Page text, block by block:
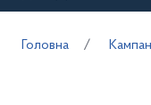
Головна